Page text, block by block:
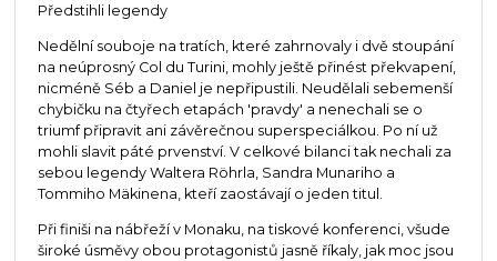
Předstihli legendy
Nedělní souboje na tratích, které zahrnovaly i dvě stoupání
na neúprosný Col du Turini, mohly ještě přinést překvapení,
nicméně Séb a Daniel je nepřipustili. Neudělali sebemenší
chybičku na čtyřech etapách 'pravdy' a nenechali se o
triumf připravit ani závěrečnou superspeciálkou. Po ní už
mohli slavit páté prvenství. V celkové bilanci tak nechali za
sebou legendy Waltera Röhrla, Sandra Munariho a
Tommiho Mäkinena, kteří zaostávají o jeden titul.
Při finiši na nábřeží v Monaku, na tiskové konferenci, všude
široké úsměvy obou protagonistů jasně říkaly, jak moc jsou